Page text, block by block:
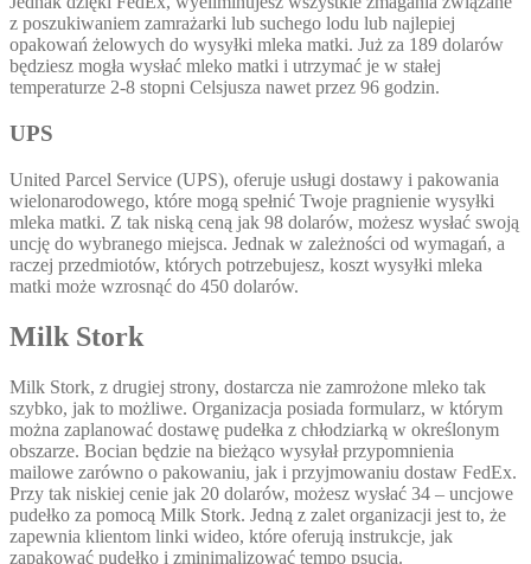
z poszukiwaniem zamrażarki lub suchego lodu lub najlepiej
opakowań żelowych do wysyłki mleka matki. Już za 189 dolarów
będziesz mogła wysłać mleko matki i utrzymać je w stałej
temperaturze 2-8 stopni Celsjusza nawet przez 96 godzin.
UPS
United Parcel Service (UPS), oferuje usługi dostawy i pakowania
wielonarodowego, które mogą spełnić Twoje pragnienie wysyłki
mleka matki. Z tak niską ceną jak 98 dolarów, możesz wysłać swoją
uncję do wybranego miejsca. Jednak w zależności od wymagań, a
raczej przedmiotów, których potrzebujesz, koszt wysyłki mleka
matki może wzrosnąć do 450 dolarów.
Milk Stork
Milk Stork, z drugiej strony, dostarcza nie zamrożone mleko tak
szybko, jak to możliwe. Organizacja posiada formularz, w którym
można zaplanować dostawę pudełka z chłodziarką w określonym
obszarze. Bocian będzie na bieżąco wysyłał przypomnienia
mailowe zarówno o pakowaniu, jak i przyjmowaniu dostaw FedEx.
Przy tak niskiej cenie jak 20 dolarów, możesz wysłać 34 – uncjowe
pudełko za pomocą Milk Stork. Jedną z zalet organizacji jest to, że
zapewnia klientom linki wideo, które oferują instrukcje, jak
zapakować pudełko i zminimalizować tempo psucia.